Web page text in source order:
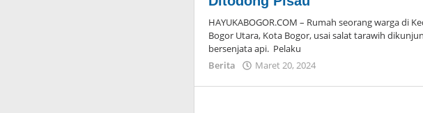
HAYUKABOGOR.COM – Rumah seorang warga di
Bogor Utara, Kota Bogor, usai salat tarawih
bersenjata api. Pelaku
Berita
Maret 20, 2024